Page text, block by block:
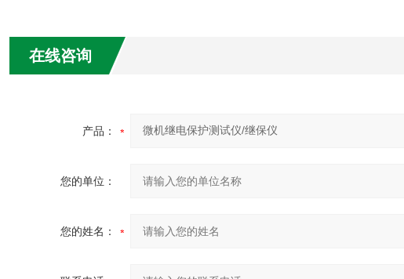
在线咨询
产品：
您的单位：
您的姓名：